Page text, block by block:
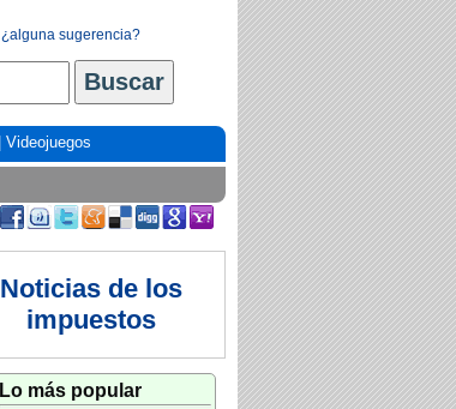
¿alguna sugerencia?
Videojuegos
Noticias de los
impuestos
Lo más popular